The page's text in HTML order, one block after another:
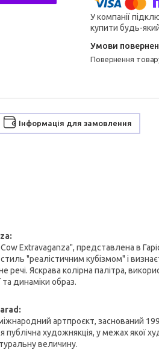
У компанії
купити будь-
повернення
Інформація для замовлення
Extravaganza", представлена в
"реалістичним кубізмом" і
речі. Яскрава колірна палітра,
динаміки образ.
артпроєкт, заснований
художнякція, у межах якої
величину.